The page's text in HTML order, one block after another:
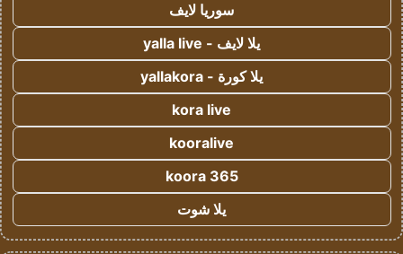
سوريا لايف
يلا لايف - yalla live
يلا كورة - yallakora
kora live
kooralive
koora 365
يلا شوت